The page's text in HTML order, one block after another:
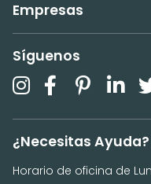
Empresas
Síguenos
¿Necesitas Ayuda?
Horario de oficina de